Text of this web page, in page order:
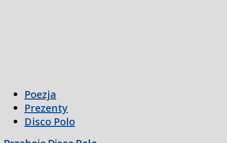
Poezja
Prezenty
Disco Polo